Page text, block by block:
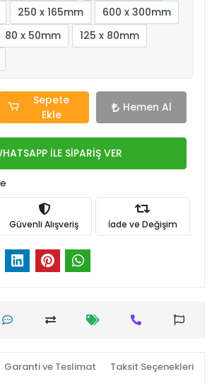
250 x 165mm
600 x 300mm
80 x 50mm
125 x 80mm
Sepete
Ekle
Hemen Al
İLE SİPARİŞ VER
Güvenli Alışveriş İade ve Değişim
Garanti ve Teslimat Taksit Seçenekleri